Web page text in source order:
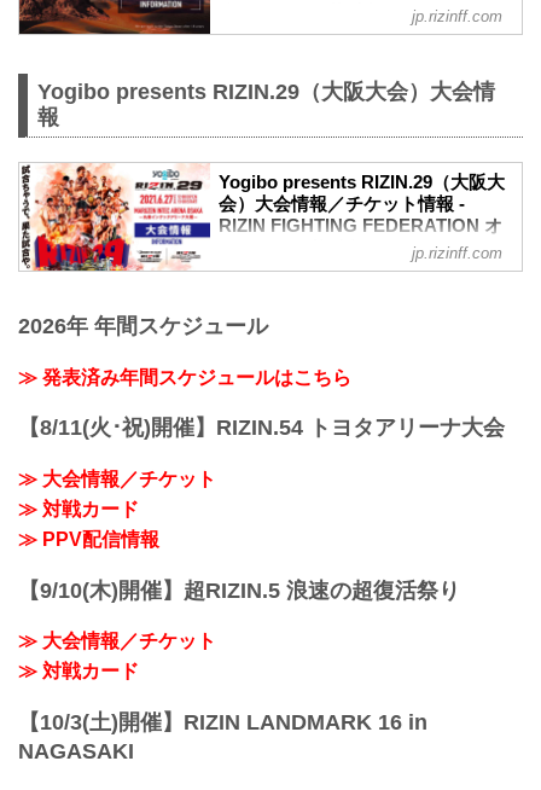
のお知らせ
席→A席に変更となりました。
客様には当日差額をご返金致します。恐
れ入りますが入場時にお近くの係員にお
申し出下さいますよう、お願い致しま
す。返金受付までご案内致します。返金
手続きに関しましては、当日会場のみで
しくお願い致します。
【4/23更新】開催日延期に関して
しておりました...
jp.rizinff.com
Yogibo presents RIZIN.29（大阪大会）大会情
報
Yogibo presents RIZIN.29（大阪大
会）大会情報／チケット情報 -
RIZIN FIGHTING FEDERATION オ
阪にて開催を予定しておりましたYogibo
（日）へ延期となりました。（ご購入の
チケットは延期日程にそのままご利用に
なれます。）
開催日延期に伴うチケットの払戻しに関
jp.rizinff.com
2026年 年間スケジュール
≫ 発表済み年間スケジュールはこちら
【8/11(火･祝)開催】RIZIN.54 トヨタアリーナ大会
≫ 大会情報／チケット
≫ 対戦カード
≫ PPV配信情報
【9/10(木)開催】超RIZIN.5 浪速の超復活祭り
≫ 大会情報／チケット
≫ 対戦カード
【10/3(土)開催】RIZIN LANDMARK 16 in
NAGASAKI